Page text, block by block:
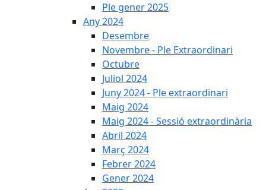
Ple gener 2025
Any 2024
Desembre
Novembre - Ple Extraordinari
Octubre
Juliol 2024
Juny 2024 - Ple extraordinari
Maig 2024
Maig 2024 - Sessió extraordinària
Abril 2024
Març 2024
Febrer 2024
Gener 2024